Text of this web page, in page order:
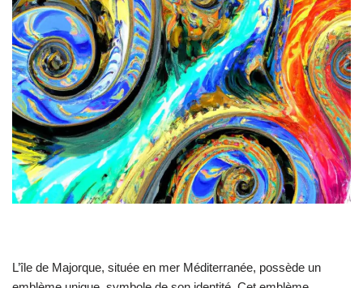
L’île de Majorque, située en mer Méditerranée, possède un